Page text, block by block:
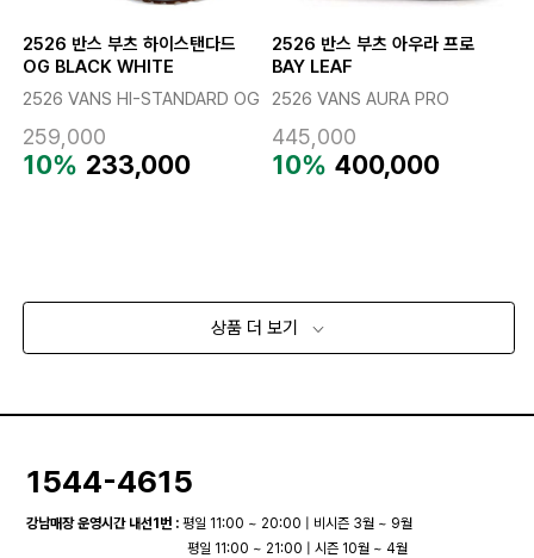
2526 반스 부츠 하이스탠다드
OG BLACK WHITE
2526 VANS HI-STANDARD OG
259,000
10% 233,000
2526 반스 부츠 아우라 프로
BAY LEAF
2526 VANS AURA PRO
445,000
10% 400,000
상품 더 보기
1544-4615
강남매장 운영시간 내선1번 : 평일 11:00 ~ 20:00 | 비시즌 3월 ~ 9월
평일 11:00 ~ 21:00 | 시즌 10월 ~ 4월